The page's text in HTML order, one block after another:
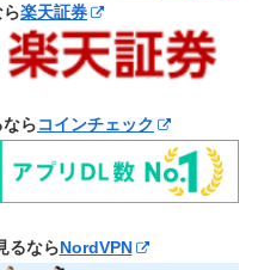
楽天証券
らコインチェック
るならNordVPN